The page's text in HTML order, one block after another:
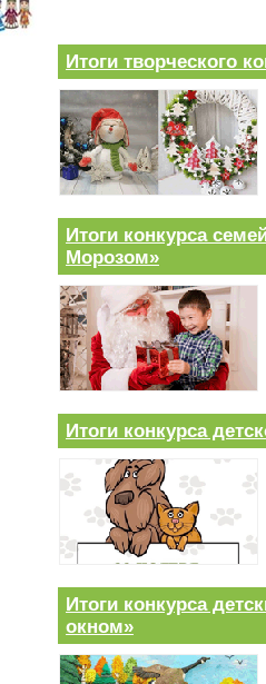
Итоги творческого
Итоги конкурса
Морозом»
Итоги конкурса
Итоги конкурса
окном»